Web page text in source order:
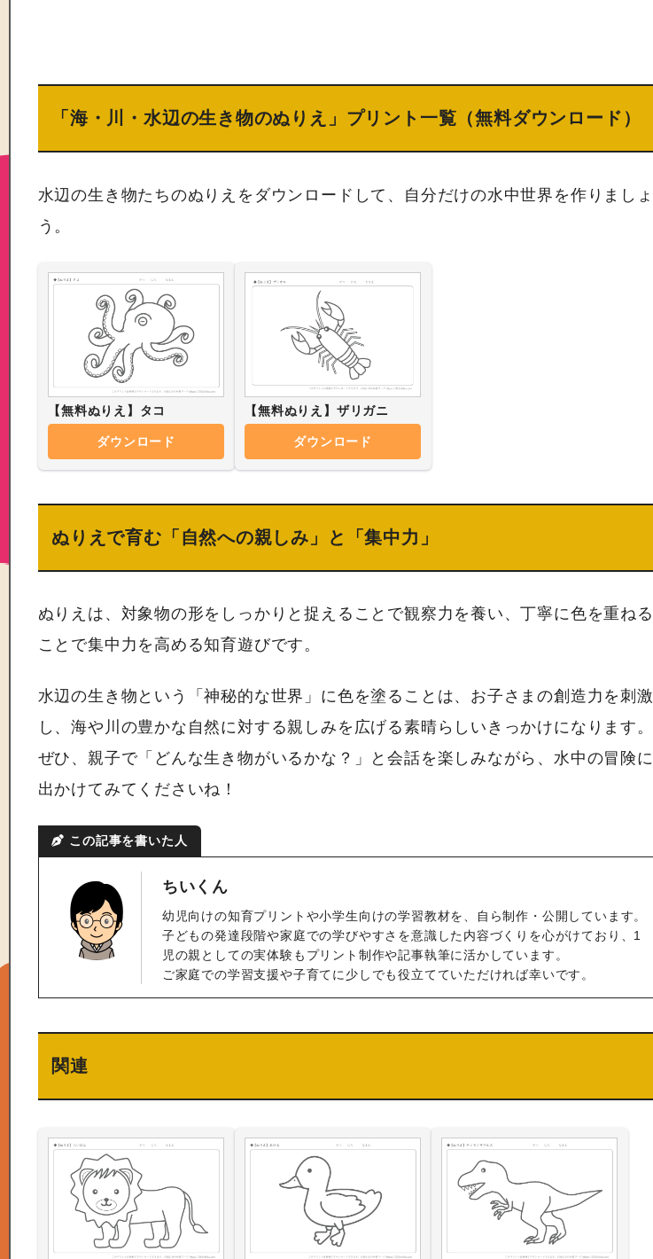
「海・川・水辺の生き物のぬりえ」プリント一覧（無料ダウンロード）
水辺の生き物たちのぬりえをダウンロードして、自分だけの水中世界を作りましょ
う。
【無料ぬりえ】タコ
ダウンロード
【無料ぬりえ】ザリガニ
ダウンロード
ぬりえで育む「自然への親しみ」と「集中力」
ぬりえは、対象物の形をしっかりと捉えることで観察力を養い、丁寧に色を重ねる
ことで集中力を高める知育遊びです。
水辺の生き物という「神秘的な世界」に色を塗ることは、お子さまの創造力を刺激
し、海や川の豊かな自然に対する親しみを広げる素晴らしいきっかけになります。
ぜひ、親子で「どんな生き物がいるかな？」と会話を楽しみながら、水中の冒険に
出かけてみてくださいね！
この記事を書いた人
ちいくん
幼児向けの知育プリントや小学生向けの学習教材を、自ら制作・公開しています。
子どもの発達段階や家庭での学びやすさを意識した内容づくりを心がけており、1
児の親としての実体験もプリント制作や記事執筆に活かしています。
ご家庭での学習支援や子育てに少しでも役立てていただければ幸いです。
関連